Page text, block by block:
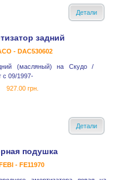
Детали
задний
- DAC530602
(масляный) на Скудо /
с 09/1997-
927.00 грн.
Детали
подушка
FEBI - FE11970